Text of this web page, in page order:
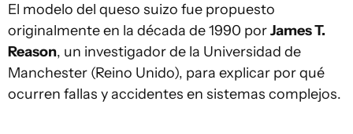
El modelo del queso suizo fue propuesto
originalmente en la década de 1990 porJames T.
Reason, un investigador de la Universidad de
Manchester (Reino Unido), para explicar por qué
ocurren fallas y accidentes en sistemas complejos.